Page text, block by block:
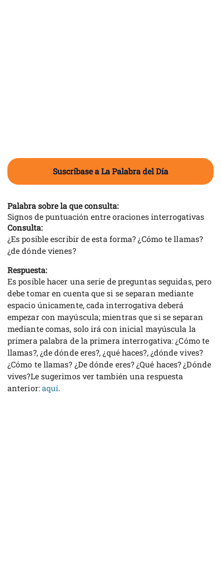
Suscríbase a La Palabra del Día
Palabra sobre la que consulta:
Signos de puntuación entre oraciones interrogativas
Consulta:
¿Es posible escribir de esta forma? ¿Cómo te llamas?
¿de dónde vienes?
Respuesta:
Es posible hacer una serie de preguntas seguidas, pero
debe tomar en cuenta que si se separan mediante
espacio únicamente, cada interrogativa deberá
empezar con mayúscula; mientras que si se separan
mediante comas, solo irá con inicial mayúscula la
primera palabra de la primera interrogativa: ¿Cómo te
llamas?, ¿de dónde eres?, ¿qué haces?, ¿dónde vives?
¿Cómo te llamas? ¿De dónde eres? ¿Qué haces? ¿Dónde
vives?Le sugerimos ver también una respuesta
anterior:aquí.